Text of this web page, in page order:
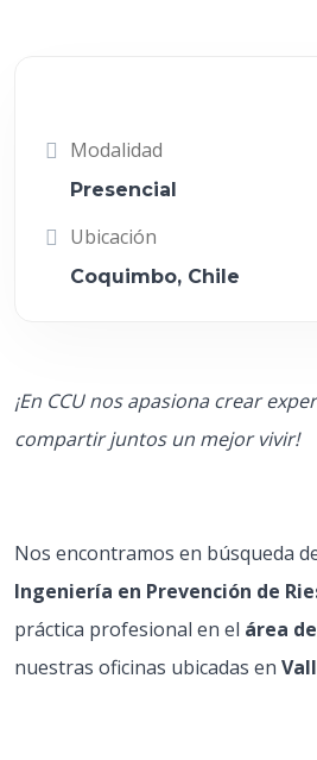
Modalidad
Presencial
Ubicación
Coquimbo, Chile
¡En CCU nos apasiona crear
compartir juntos un mejor vivir!
Nos encontramos en búsqueda
Ingeniería en Prevención de
práctica profesional en el área
nuestras oficinas ubicadas en